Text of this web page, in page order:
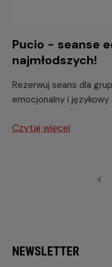
Pucio - seanse
najmłodszych!
Rezerwuj seans dla
emocjonalny i językowy
Czytaj więcej
NEWSLETTER